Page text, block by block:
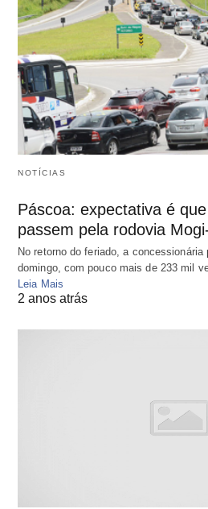
NOTÍCIAS
Páscoa: expectativa é
passem pela rodovia
No retorno do feriado, a
domingo, com pouco mais de 233 mil
Leia Mais
2 anos atrás